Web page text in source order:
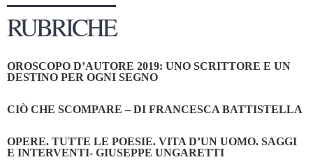
RUBRICHE
OROSCOPO D’AUTORE 2019: UNO SCRITTORE E UN
DESTINO PER OGNI SEGNO
CIÒ CHE SCOMPARE – DI FRANCESCA BATTISTELLA
OPERE. TUTTE LE POESIE. VITA D’UN UOMO. SAGGI
E INTERVENTI- GIUSEPPE UNGARETTI